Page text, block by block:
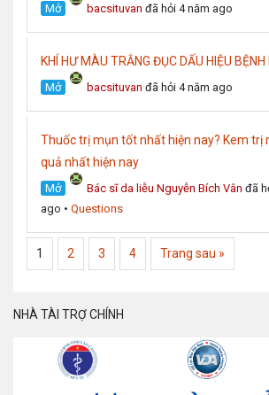
Mở bacsituvan đã hỏi 4 năm ago
KHÍ HƯ MÀU TRẮNG ĐỤC DẤU HIỆU BỆNH
Mở bacsituvan đã hỏi 4 năm ago
Thuốc trị mụn tốt nhất hiện nay? Kem trị
quả nhất hiện nay
Mở Bác sĩ da liễu Nguyễn Bích Vân đã
ago • Questions
1 2 3 4 Trang sau »
NHÀ TÀI TRỢ CHÍNH